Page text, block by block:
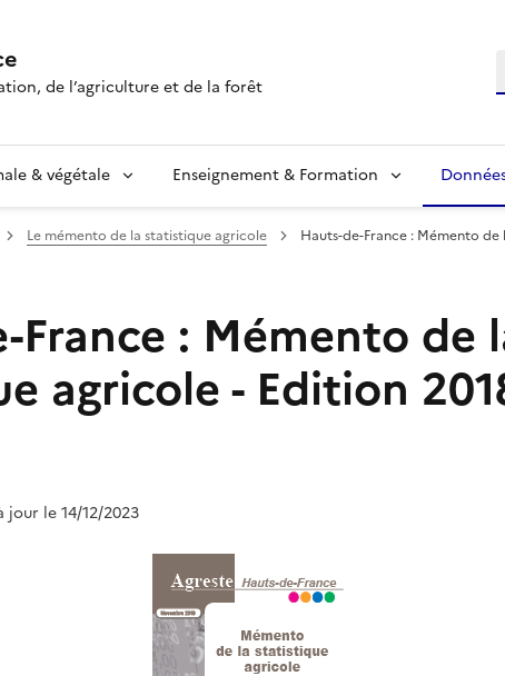
de l’agriculture et de la forêt
& végétale Enseignement & Formation
Le mémento de la statistique agricole Hauts-de-France : Mémento
France : Mémento de
agricole - Edition
jour le 14/12/2023